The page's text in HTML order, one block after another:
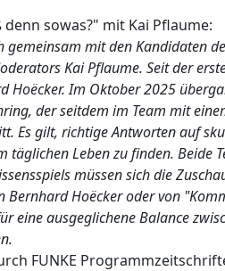
sowas?" mit Kai Pflaume:
gemeinsam mit den Kandidaten
Kai Pflaume. Seit der
Hoëcker. Im Oktober 2025
der seitdem im Team mit
Es gilt, richtige Antworten auf
täglichen Leben zu finden. Beide
müssen sich die
Bernhard Hoëcker oder von
eine ausgeglichene Balance
FUNKE